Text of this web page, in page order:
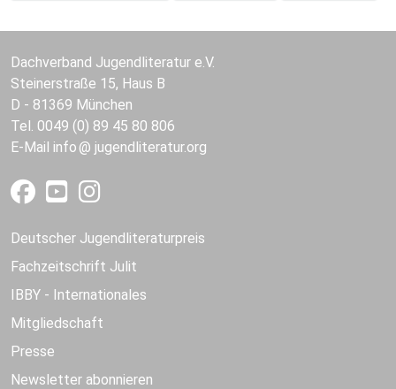
Dachverband Jugendliteratur e.V.
Steinerstraße 15, Haus B
D - 81369 München
Tel. 0049 (0) 89 45 80 806
E-Mail info jugendliteratur.org
Deutscher Jugendliteraturpreis
Fachzeitschrift Julit
IBBY - Internationales
Mitgliedschaft
Presse
Newsletter abonnieren